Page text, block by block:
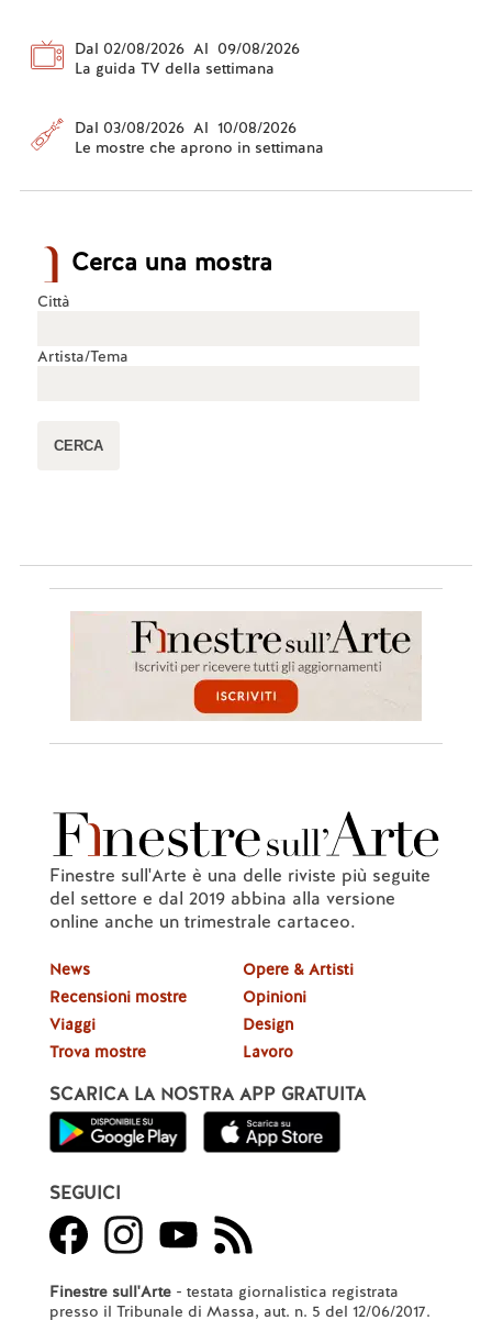
Dal 02/08/2026 Al 09/08/2026
La guida TV della settimana
Dal 03/08/2026 Al 10/08/2026
Le mostre che aprono in settimana
Cerca una mostra
Città
Artista/Tema
Finestre sull'Arte è una delle riviste più seguite
del settore e dal 2019 abbina alla versione
online anche un trimestrale cartaceo.
News
Recensioni mostre
Viaggi
Trova mostre
Opere & Artisti
Opinioni
Design
Lavoro
SCARICA LA NOSTRA APP GRATUITA
SEGUICI
Finestre sull'Arte- testata giornalistica registrata
presso il Tribunale di Massa, aut. n. 5 del 12/06/2017.